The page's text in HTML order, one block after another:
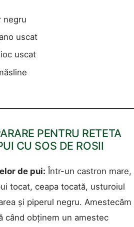
negru
uscat
uscat
PENTRU RETETA
CU SOS DE ROSII
de pui: Într-un castron mare,
tocat, ceapa tocată, usturoiul
și piperul negru. Amestecăm
când obținem un amestec